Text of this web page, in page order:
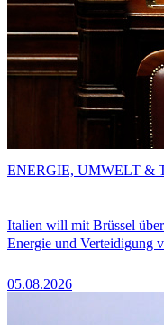
Italien will mit Brüssel
Energie und Verteidigung
05.08.2026
ENERGIE, UMWELT &